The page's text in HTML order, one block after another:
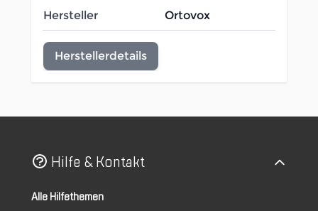
Hersteller Ortovox
Herstellerdetails
Hilfe & Kontakt
Alle Hilfethemen